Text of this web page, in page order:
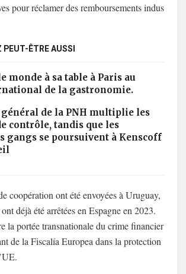
pour réclamer des remboursements indus
PEUT-ÊTRE AUSSI
monde à sa table à Paris au
de la gastronomie.
de la PNH multiplie les
contrôle, tandis que les
gangs se poursuivent à Kenscoff
coopération ont été envoyées à Uruguay,
déjà été arrêtées en Espagne en 2023.
la portée transnationale du crime financier
de la Fiscalía Europea dans la protection